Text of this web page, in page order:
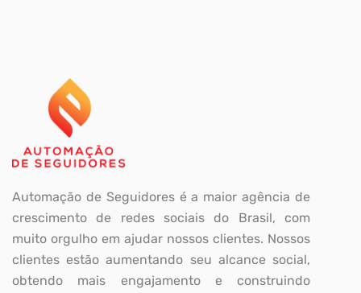
Automação de Seguidores é a maior agência de
crescimento de redes sociais do Brasil, com
muito orgulho em ajudar nossos clientes. Nossos
clientes estão aumentando seu alcance social,
obtendo mais engajamento e construindo